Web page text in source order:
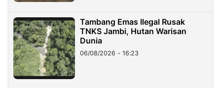
Tambang Emas Ilegal Rusak
TNKS Jambi, Hutan Warisan
Dunia
06/08/2026 - 16:23